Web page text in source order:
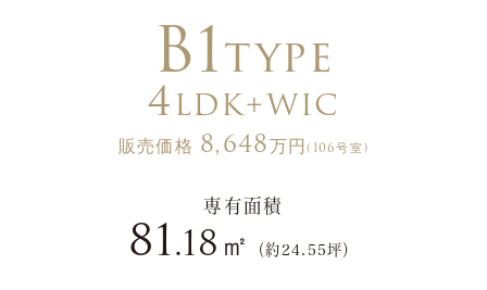
B1type
4LDK+WIC
販売価格 8,648万円(106号室)
専有面積
81.18 ㎡ （約24.55坪）